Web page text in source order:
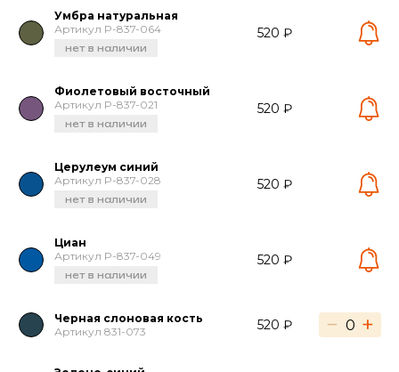
Умбра натуральная
Артикул P-837-064
нет в наличии
520 ₽
Фиолетовый восточный
Артикул P-837-021
нет в наличии
520 ₽
Церулеум синий
Артикул P-837-028
нет в наличии
520 ₽
Циан
Артикул P-837-049
нет в наличии
520 ₽
Черная слоновая кость
Артикул 831-073
520 ₽ − +